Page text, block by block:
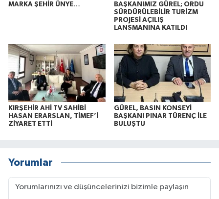
MARKA ŞEHİR ÜNYE…
BAŞKANIMIZ GÜREL; ORDU
SÜRDÜRÜLEBİLİR TURİZM
PROJESİ AÇILIŞ
LANSMANINA KATILDI
KIRŞEHİR AHİ TV SAHİBİ
HASAN ERARSLAN, TİMEF’İ
ZİYARET ETTİ
GÜREL, BASIN KONSEYİ
BAŞKANI PINAR TÜRENÇ İLE
BULUŞTU
Yorumlar